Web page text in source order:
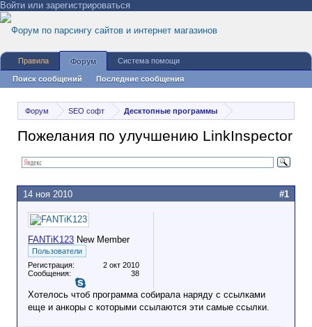
Войти или зарегистрироваться
Форум SEO софт Десктопные программы
Пожелания по улучшению LinkInspector
FANTiK123 New Member
Пользователи
Регистрация:
2 окт 2010
Сообщения:
38
Хотелось чтоб программа собирала наряду с ссылками
еще и анкоры с которыми ссылаются эти самые ссылки.
14 ноя 2010 #1
Правила Форум
Поиск сообщений Последние сообщения
Система помощи